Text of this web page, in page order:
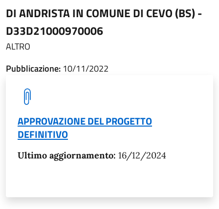
DI ANDRISTA IN COMUNE DI CEVO (BS) -
D33D21000970006
ALTRO
Pubblicazione: 10/11/2022
APPROVAZIONE DEL PROGETTO
DEFINITIVO
Ultimo aggiornamento: 16/12/2024